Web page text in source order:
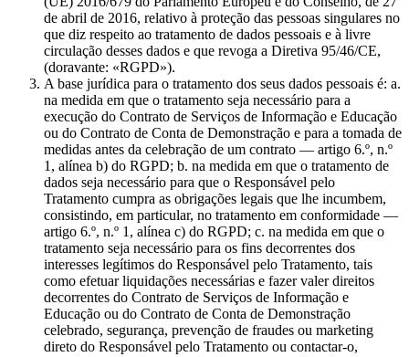
de abril de 2016, relativo à proteção das pessoas singulares no
que diz respeito ao tratamento de dados pessoais e à livre
circulação desses dados e que revoga a Diretiva 95/46/CE,
(doravante: «RGPD»).
A base jurídica para o tratamento dos seus dados pessoais é: a.
na medida em que o tratamento seja necessário para a
execução do Contrato de Serviços de Informação e Educação
ou do Contrato de Conta de Demonstração e para a tomada de
medidas antes da celebração de um contrato — artigo 6.º, n.º
1, alínea b) do RGPD; b. na medida em que o tratamento de
dados seja necessário para que o Responsável pelo
Tratamento cumpra as obrigações legais que lhe incumbem,
consistindo, em particular, no tratamento em conformidade —
artigo 6.º, n.º 1, alínea c) do RGPD; c. na medida em que o
tratamento seja necessário para os fins decorrentes dos
interesses legítimos do Responsável pelo Tratamento, tais
como efetuar liquidações necessárias e fazer valer direitos
decorrentes do Contrato de Serviços de Informação e
Educação ou do Contrato de Conta de Demonstração
celebrado, segurança, prevenção de fraudes ou marketing
direto do Responsável pelo Tratamento ou contactar-o,